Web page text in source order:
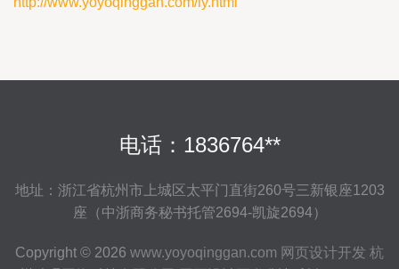
电话：1836764**
地址：浙江省杭州市上城区太平门直街260号三新银座1203
座（中浙商务秘书托管2694-凯旋2694）
Copyright © 2026 www.yoyoqinggan.com 网页设计开发 杭